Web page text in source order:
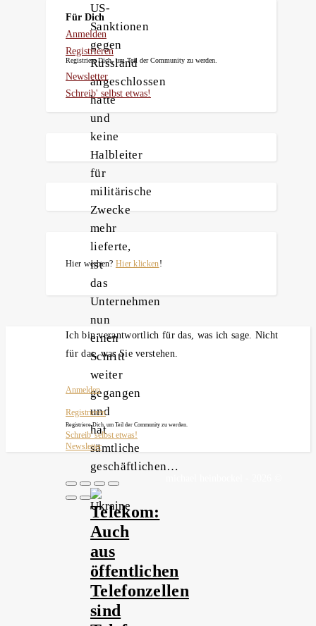
US-
Sanktionen
gegen
Russland
angeschlossen
hatte
und
keine
Halbleiter
für
militärische
Zwecke
mehr
lieferte,
ist
das
Unternehmen
nun
einen
Schritt
weiter
gegangen
und
hat
sämtliche
geschäftlichen…
Telekom:
Auch
aus
öffentlichen
Telefonzellen
sind
Für Dich
Anmelden
Registrieren
Registriere Dich, um Teil der Community zu werden.
Newsletter
Schreib' selbst etwas!
Hier werben? Hier klicken!
Ich bin verantwortlich für das, was ich sage. Nicht
für das, was Sie verstehen.
Anmelden
Registrieren
Registriere Dich, um Teil der Community zu werden.
Schreib' selbst etwas!
Newsletter